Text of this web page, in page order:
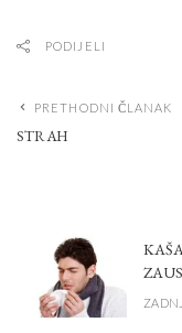
PODIJELI
PRETHODNI ČLANAK
STRAH